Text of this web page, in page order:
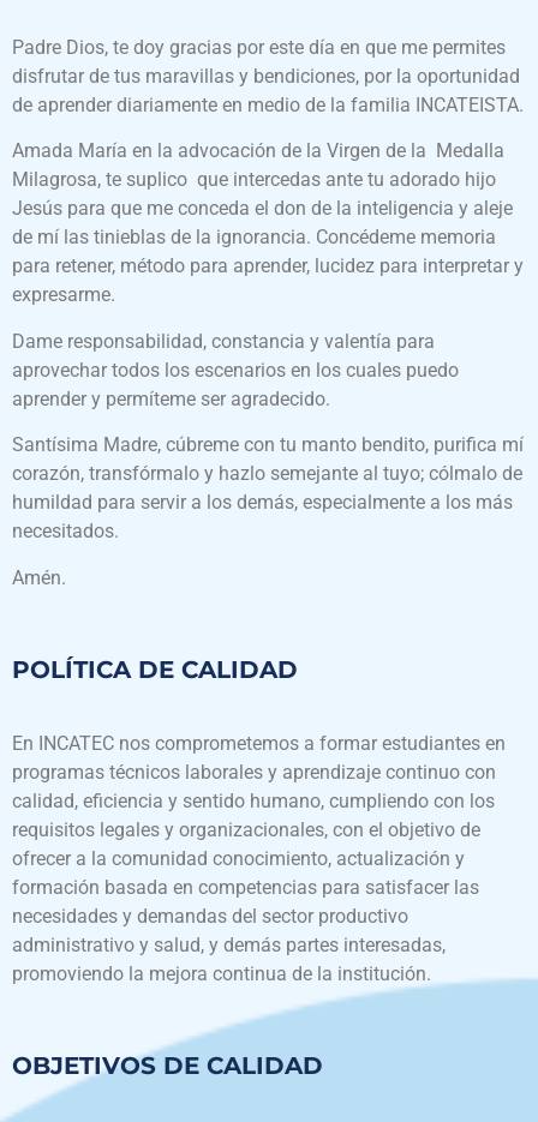
Padre Dios, te doy gracias por este día en que me permites
disfrutar de tus maravillas y bendiciones, por la oportunidad
de aprender diariamente en medio de la familia INCATEISTA.
Amada María en la advocación de la Virgen de la Medalla
Milagrosa, te suplico que intercedas ante tu adorado hijo
Jesús para que me conceda el don de la inteligencia y aleje
de mí las tinieblas de la ignorancia. Concédeme memoria
para retener, método para aprender, lucidez para interpretar y
expresarme.
Dame responsabilidad, constancia y valentía para
aprovechar todos los escenarios en los cuales puedo
aprender y permíteme ser agradecido.
Santísima Madre, cúbreme con tu manto bendito, purifica mí
corazón, transfórmalo y hazlo semejante al tuyo; cólmalo de
humildad para servir a los demás, especialmente a los más
necesitados.
Amén.
POLÍTICA DE CALIDAD
En INCATEC nos comprometemos a formar estudiantes en
programas técnicos laborales y aprendizaje continuo con
calidad, eficiencia y sentido humano, cumpliendo con los
requisitos legales y organizacionales, con el objetivo de
ofrecer a la comunidad conocimiento, actualización y
formación basada en competencias para satisfacer las
necesidades y demandas del sector productivo
administrativo y salud, y demás partes interesadas,
promoviendo la mejora continua de la institución.
OBJETIVOS DE CALIDAD